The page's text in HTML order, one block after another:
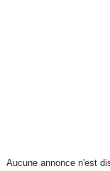
Aucune annonce n'est